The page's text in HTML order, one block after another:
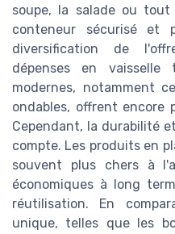
soupe, la salade ou
conteneur sécurisé et
diversification de
dépenses en vaisselle
modernes, notamment
ondables, offrent encore
Cependant, la durabilité
compte. Les produits en
souvent plus chers à
économiques à long
réutilisation. En
unique, telles que les